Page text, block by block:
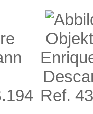
Ref.